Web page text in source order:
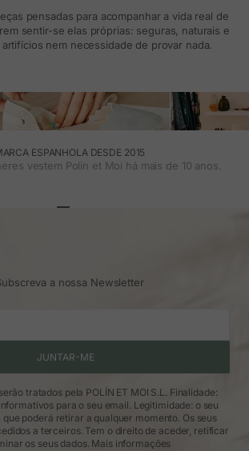
pensadas para acompanhar a vida real de
sentir-se elas próprias: seguras, naturais e
nem necessidade de provar nada.
ESPANHOLA DESDE 2015
vestem Polin et Moi há mais de 10 anos.
a nossa Newsletter
JUNTAR-ME
tratados pela POLÍN ET MOI S.L. Finalidade:
para o seu email. Legitimidade: o seu
poderá retirar a qualquer momento. Os seus
a terceiros. Tem o direito de aceder, retificar
os seus dados. Mais informações